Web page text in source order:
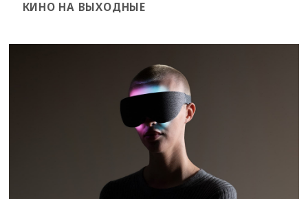
КИНО НА ВЫХОДНЫЕ